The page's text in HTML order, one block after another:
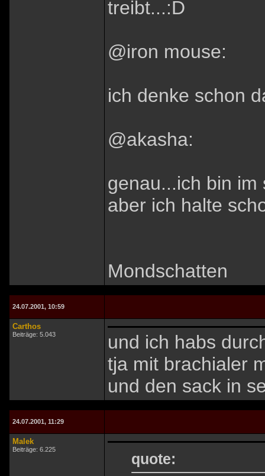
treibt...:D
@iron mouse:
ich denke schon
@akasha:
genau...ich bin im
aber ich halte
Mondschatten
24.07.2001, 10:59
Carthos
Beiträge: 5.043
und ich habs
tja mit brachialer
und den sack in
24.07.2001, 11:29
Malek
Beiträge: 6.225
quote: